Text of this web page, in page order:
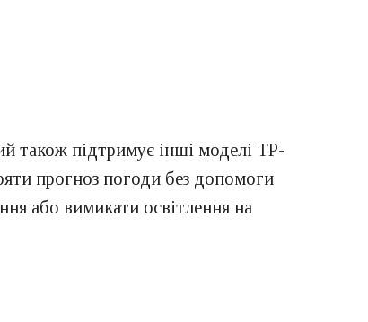
також підтримує інші моделі TP-
прогноз погоди без допомоги
або вимикати освітлення на